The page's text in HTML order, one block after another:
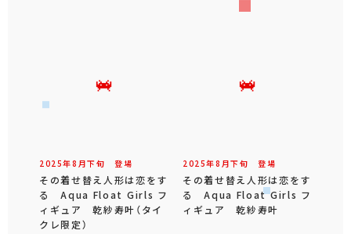
2025年8 月下旬 登場
その着せ替え人形は恋をす
る Aqua Float Girls フ
ィギュア 乾紗寿叶（タイ
クレ限定）
2025年8 月下旬 登場
その着せ替え人形は恋をす
る Aqua Float Girls フ
ィギュア 乾紗寿叶